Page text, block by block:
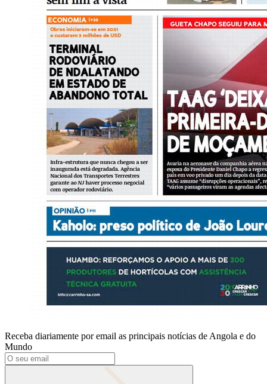
Receba diariamente por email as principais notícias de Angola e do
Mundo